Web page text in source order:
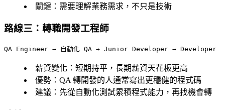
關鍵 ：需要理解業務需求，不只是技術
路線三：轉職開發工程師
薪資變化 ：短期持平，長期薪資天花板更高
優勢 ：QA 轉開發的人通常寫出更穩健的程式碼
建議 ：先從自動化測試累積程式能力，再找機會轉